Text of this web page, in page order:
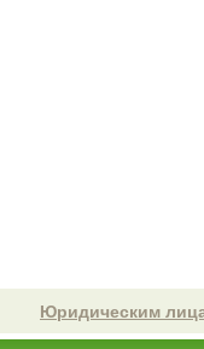
Юридическим